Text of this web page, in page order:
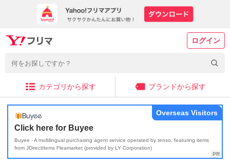
ログイン
カテゴリから探す ブランドから探す
Click here for Buyee
Buyee - A multilingual purchasing agent service operated by tenso, featuring items
from JDirectItems Fleamarket (provided by LY Corporation)
Overseas Visitors